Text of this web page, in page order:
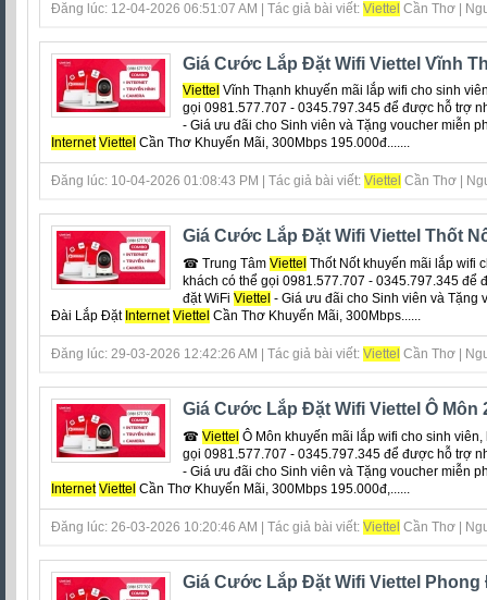
Đăng lúc: 12-04-2026 06:51:07 AM | Tác giả bài viết: Viettel Cần Thơ |
Giá Cước Lắp Đặt Wifi Viettel Vĩnh
Viettel Vĩnh Thạnh khuyến mãi lắp wifi cho sinh
gọi 0981.577.707 - 0345.797.345 để được hỗ trợ
- Giá ưu đãi cho Sinh viên và Tặng voucher miễn
Internet Viettel Cần Thơ Khuyến Mãi, 300Mbps 195.000đ.......
Đăng lúc: 10-04-2026 01:08:43 PM | Tác giả bài viết: Viettel Cần Thơ |
Giá Cước Lắp Đặt Wifi Viettel Thốt
☎ Trung Tâm Viettel Thốt Nốt khuyến mãi lắp wifi
khách có thể gọi 0981.577.707 - 0345.797.345
đặt WiFi Viettel - Giá ưu đãi cho Sinh viên và Tặng
Đài Lắp Đặt Internet Viettel Cần Thơ Khuyến Mãi, 300Mbps......
Đăng lúc: 29-03-2026 12:42:26 AM | Tác giả bài viết: Viettel Cần Thơ |
Giá Cước Lắp Đặt Wifi Viettel Ô Môn
☎ Viettel Ô Môn khuyến mãi lắp wifi cho sinh
gọi 0981.577.707 - 0345.797.345 để được hỗ trợ
- Giá ưu đãi cho Sinh viên và Tặng voucher miễn
Internet Viettel Cần Thơ Khuyến Mãi, 300Mbps 195.000đ,......
Đăng lúc: 26-03-2026 10:20:46 AM | Tác giả bài viết: Viettel Cần Thơ |
Giá Cước Lắp Đặt Wifi Viettel Phong